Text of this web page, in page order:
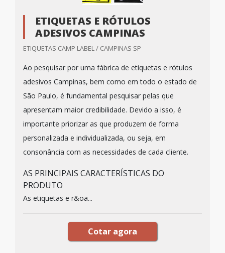
ETIQUETAS E RÓTULOS
ADESIVOS CAMPINAS
ETIQUETAS CAMP LABEL / CAMPINAS SP
Ao pesquisar por uma fábrica de etiquetas e rótulos
adesivos Campinas, bem como em todo o estado de
São Paulo, é fundamental pesquisar pelas que
apresentam maior credibilidade. Devido a isso, é
importante priorizar as que produzem de forma
personalizada e individualizada, ou seja, em
consonância com as necessidades de cada cliente.
AS PRINCIPAIS CARACTERÍSTICAS DO
PRODUTO
As etiquetas e r&oa...
Cotar agora